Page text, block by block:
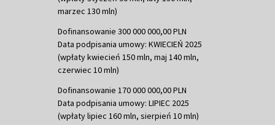
marzec 130 mln)
Dofinansowanie 300 000 000,00 PLN
Data podpisania umowy: KWIECIEŃ 2025
(wpłaty kwiecień 150 mln, maj 140 mln,
czerwiec 10 mln)
Dofinansowanie 170 000 000,00 PLN
Data podpisania umowy: LIPIEC 2025
(wpłaty lipiec 160 mln, sierpień 10 mln)